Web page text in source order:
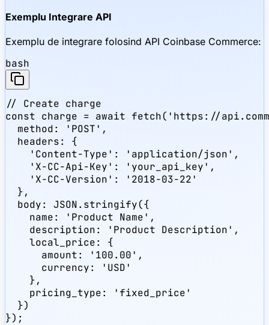
Exemplu Integrare API
Exemplu de integrare folosind API Coinbase Commerce:
bash
// Create charge
const charge = await fetch('https://
  method: 'POST',
  headers: {
    'Content-Type': 'application/json',
    'X-CC-Api-Key': 'your_api_key',
    'X-CC-Version': '2018-03-22'
  },
  body: JSON.stringify({
    name: 'Product Name',
    description: 'Product Description',
    local_price: {
      amount: '100.00',
      currency: 'USD'
    },
    pricing_type: 'fixed_price'
  })
});